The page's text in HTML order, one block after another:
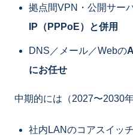
拠点間VPN・公開サー
IP（PPPoE）と併用
DNS／メール／Webの
にお任せ
中期的には（2027〜2030年
社内LANのコアスイッ